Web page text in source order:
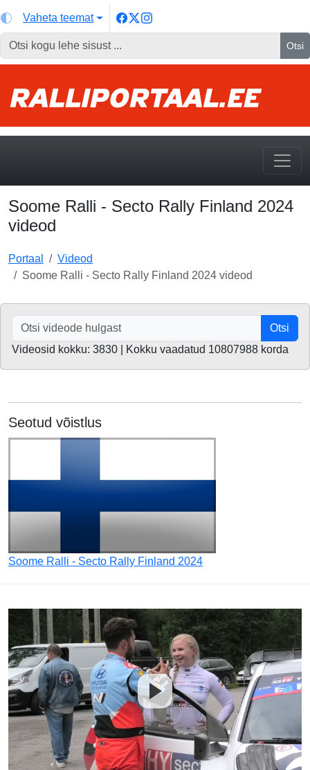
Vaheta teemat
Otsi
Soome Ralli - Secto Rally Finland 2024
videod
Portaal
Videod
Soome Ralli - Secto Rally Finland 2024 videod
Otsi
Videosid kokku: 3830 | Kokku vaadatud 10807988 korda
Seotud võistlus
Soome Ralli - Secto Rally Finland 2024